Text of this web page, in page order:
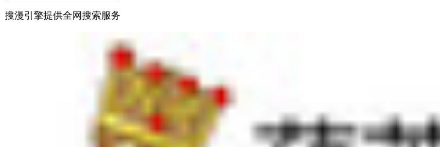
搜漫引擎提供全网搜索服务